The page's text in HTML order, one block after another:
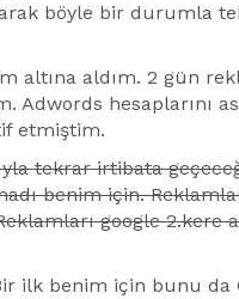
böyle bir durumla
altına aldım. 2 gün
hesaplarını
etmiştim.
tekrar irtibata
benim için.
google 2.kere
ilk benim için bunu da